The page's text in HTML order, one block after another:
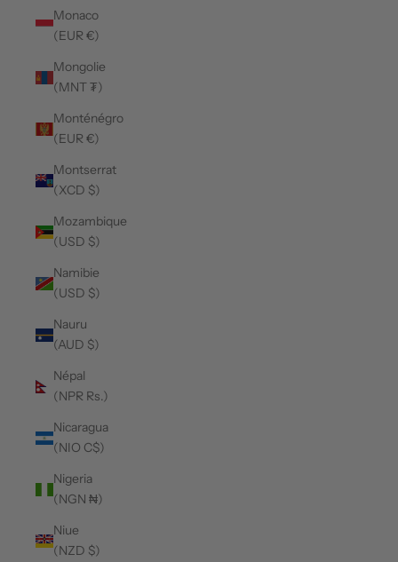
Monaco
(EUR €)
Mongolie
(MNT ₮)
Monténégro
(EUR €)
Montserrat
(XCD $)
Mozambique
(USD $)
Namibie
(USD $)
Nauru
(AUD $)
Népal
(NPR Rs.)
Nicaragua
(NIO C$)
Nigeria
(NGN ₦)
Niue
(NZD $)